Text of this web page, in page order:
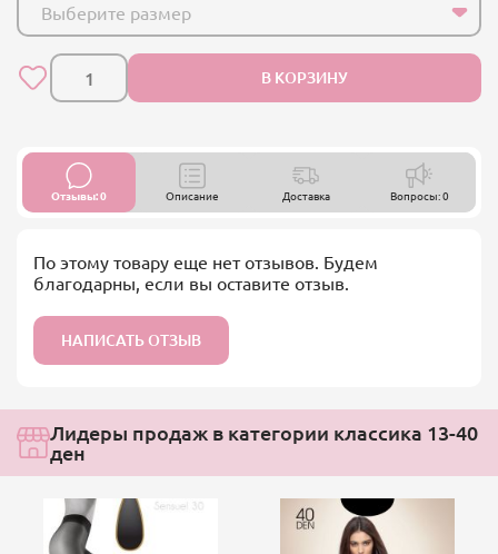
Выберите размер
В КОРЗИНУ
Отзывы: 0 Описание Доставка Вопросы: 0
По этому товару еще нет отзывов. Будем
благодарны, если вы оставите отзыв.
НАПИСАТЬ ОТЗЫВ
Лидеры продаж в категории классика 13-40
ден